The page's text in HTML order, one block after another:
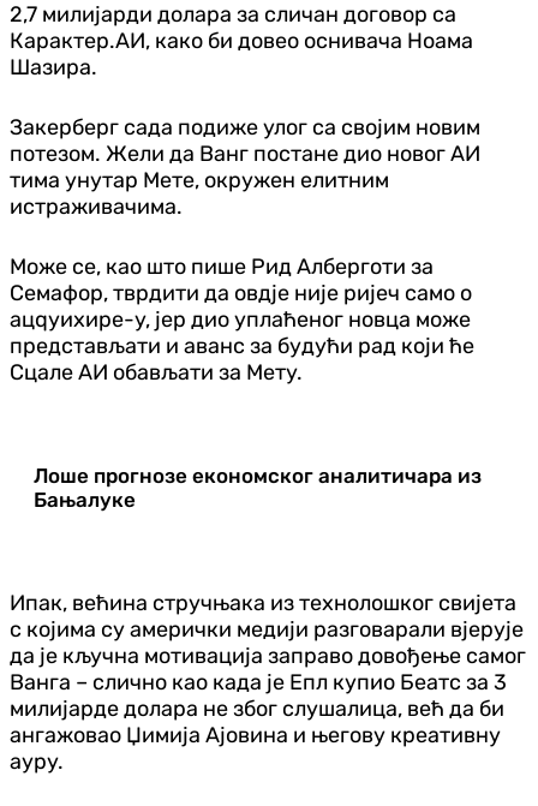
2,7 милијарди долара за сличан договор са
Карактер.АИ, како би довео оснивача Ноама
Шазира.
Закерберг сада подиже улог са својим новим
потезом. Жели да Ванг постане дио новог АИ
тима унутар Мете, окружен елитним
истраживачима.
Може се, као што пише Рид Алберготи за
Семафор, тврдити да овдје није ријеч само о
ацqуихире-у, јер дио уплаћеног новца може
представљати и аванс за будући рад који ће
Сцале АИ обављати за Мету.
Лоше прогнозе економског аналитичара из
Бањалуке
Ипак, већина стручњака из технолошког свијета
с којима су амерички медији разговарали вјерује
да је кључна мотивација заправо довођење самог
Ванга – слично као када је Епл купио Беатс за 3
милијарде долара не због слушалица, већ да би
ангажовао Џимија Ајовина и његову креативну
ауру.